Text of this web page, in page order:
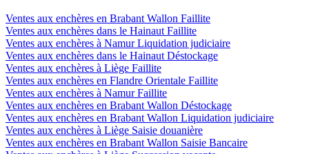
Ventes aux enchères en Brabant Wallon Faillite
Ventes aux enchères dans le Hainaut Faillite
Ventes aux enchères à Namur Liquidation judiciaire
Ventes aux enchères dans le Hainaut Déstockage
Ventes aux enchères à Liège Faillite
Ventes aux enchères en Flandre Orientale Faillite
Ventes aux enchères à Namur Faillite
Ventes aux enchères en Brabant Wallon Déstockage
Ventes aux enchères en Brabant Wallon Liquidation judiciaire
Ventes aux enchères à Liège Saisie douanière
Ventes aux enchères en Brabant Wallon Saisie Bancaire